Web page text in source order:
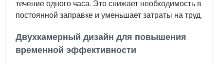
течение одного часа. Это снижает необходимость в
постоянной заправке и уменьшает затраты на труд.
Двухкамерный дизайн для повышения
временной эффективности